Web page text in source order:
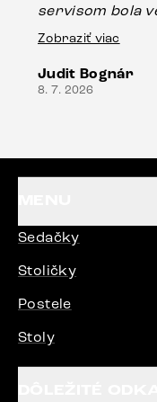
servisom bola
stola bolo malé
Vincze pri
veľmi
Zobraziť viac
Judit Bognár
8. 7. 2026
Sedačky
Stoličky
Postele
Stoly